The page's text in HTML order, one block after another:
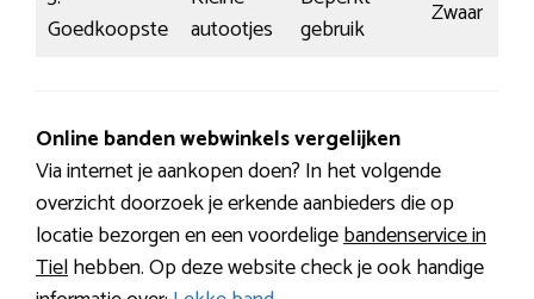
Goedkoopste
autootjes
gebruik
Zwaar
Online banden webwinkels vergelijken
Via internet je aankopen doen? In het volgende
overzicht doorzoek je erkende aanbieders die op
locatie bezorgen en een voordeligebandenservice in
Tielhebben. Op deze website check je ook handige